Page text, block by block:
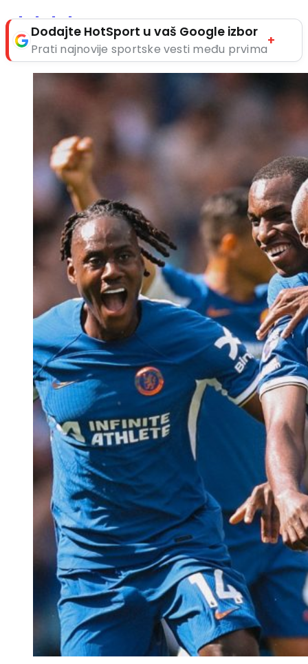
Dodajte HotSport u vaš Google izbor
Prati najnovije sportske vesti među prvima
+